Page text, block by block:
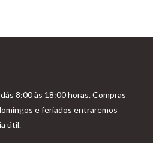
8:00 às 18:00 horas. Compras
e feriados entraremos
útil.